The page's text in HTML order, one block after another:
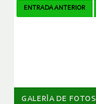
Navegador
ENTRADA ANTERIOR
GALERÌA DE FOTOS